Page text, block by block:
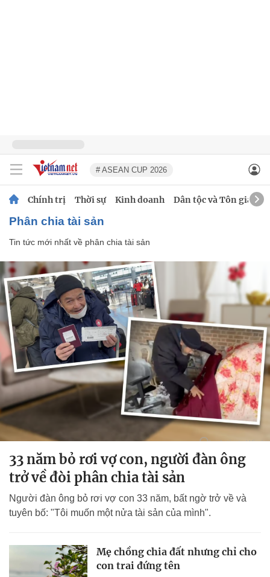
# ASEAN CUP 2026
Chính trị Thời sự Kinh doanh Dân tộc và Tôn giáo
phân chia tài sản
Tin tức mới nhất về phân chia tài sản
33 năm bỏ rơi vợ con, người đàn ông
trở về đòi phân chia tài sản
Người đàn ông bỏ rơi vợ con 33 năm, bất ngờ trở về và
tuyên bố: "Tôi muốn một nửa tài sản của mình".
Mẹ chồng chia đất nhưng chỉ cho
con trai đứng tên